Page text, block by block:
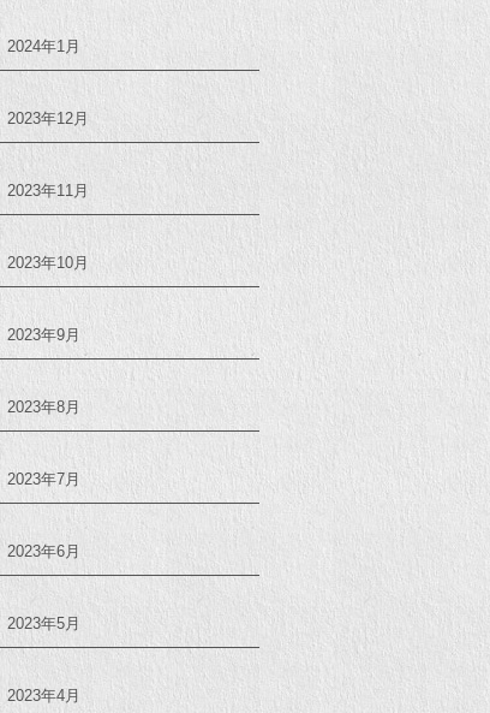
2024年1月
2023年12月
2023年11月
2023年10月
2023年9月
2023年8月
2023年7月
2023年6月
2023年5月
2023年4月